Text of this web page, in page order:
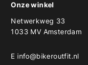
Onze winkel
Netwerkweg 33
1033 MV Amsterdam
E info@bikeroutfit.nl